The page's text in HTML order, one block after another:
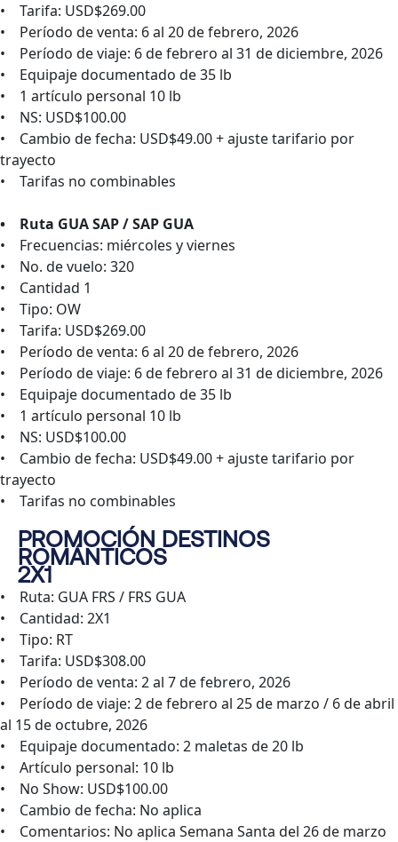
• Tarifa: USD$269.00
• Período de venta: 6 al 20 de febrero, 2026
• Período de viaje: 6 de febrero al 31 de diciembre, 2026
• Equipaje documentado de 35 lb
• 1 artículo personal 10 lb
• NS: USD$100.00
• Cambio de fecha: USD$49.00 + ajuste tarifario por
trayecto
• Tarifas no combinables
• Ruta GUA SAP / SAP GUA
• Frecuencias: miércoles y viernes
• No. de vuelo: 320
• Cantidad 1
• Tipo: OW
• Tarifa: USD$269.00
• Período de venta: 6 al 20 de febrero, 2026
• Período de viaje: 6 de febrero al 31 de diciembre, 2026
• Equipaje documentado de 35 lb
• 1 artículo personal 10 lb
• NS: USD$100.00
• Cambio de fecha: USD$49.00 + ajuste tarifario por
trayecto
• Tarifas no combinables
PROMOCIÓN DESTINOS
ROMÁNTICOS
2X1
• Ruta: GUA FRS / FRS GUA
• Cantidad: 2X1
• Tipo: RT
• Tarifa: USD$308.00
• Período de venta: 2 al 7 de febrero, 2026
• Período de viaje: 2 de febrero al 25 de marzo / 6 de abril
al 15 de octubre, 2026
• Equipaje documentado: 2 maletas de 20 lb
• Artículo personal: 10 lb
• No Show: USD$100.00
• Cambio de fecha: No aplica
• Comentarios: No aplica Semana Santa del 26 de marzo